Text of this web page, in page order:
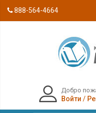
888-564-4664
Добро
Войти /